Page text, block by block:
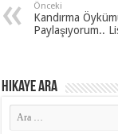
Önceki
Kandırma
Paylaşıyorum..
Hikaye ARA